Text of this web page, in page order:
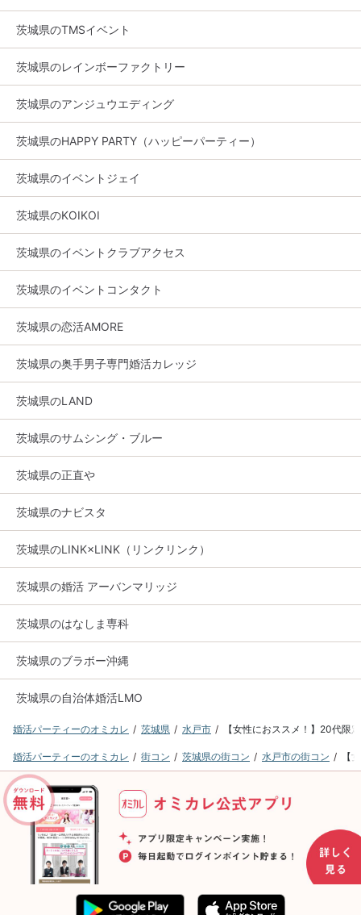
茨城県のTMSイベント
茨城県のレインボーファクトリー
茨城県のアンジュウエディング
茨城県のHAPPY PARTY（ハッピーパーティー）
茨城県のイベントジェイ
茨城県のKOIKOI
茨城県のイベントクラブアクセス
茨城県のイベントコンタクト
茨城県の恋活AMORE
茨城県の奥手男子専門婚活カレッジ
茨城県のLAND
茨城県のサムシング・ブルー
茨城県の正直や
茨城県のナビスタ
茨城県のLINK×LINK（リンクリンク）
茨城県の婚活 アーバンマリッジ
茨城県のはなしま専科
茨城県のブラボー沖縄
茨城県の自治体婚活LMO
婚活パーティーのオミカレ 茨城県 水戸市 【女性におススメ！】20代限
婚活パーティーのオミカレ 街コン 茨城県の街コン 水戸市の街コン 【